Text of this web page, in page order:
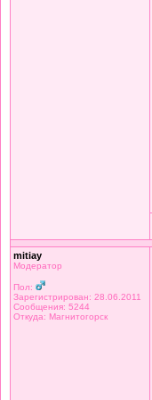
mitiay
Модератор
Пол:
Зарегистрирован: 28.06.2011
Сообщения: 5244
Откуда: Магнитогорск